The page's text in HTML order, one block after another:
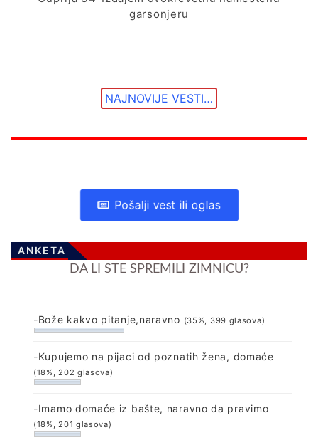
garsonjeru
NAJNOVIJE VESTI…
Pošalji vest ili oglas
ANKETA
DA LI STE SPREMILI ZIMNICU?
-Bože kakvo pitanje,naravno (35%, 399 glasova)
-Kupujemo na pijaci od poznatih žena, domaće
(18%, 202 glasova)
-Imamo domaće iz bašte, naravno da pravimo
(18%, 201 glasova)